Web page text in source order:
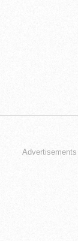
Advertisements